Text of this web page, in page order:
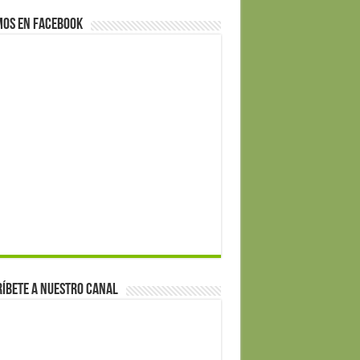
en Facebook
a nuestro canal